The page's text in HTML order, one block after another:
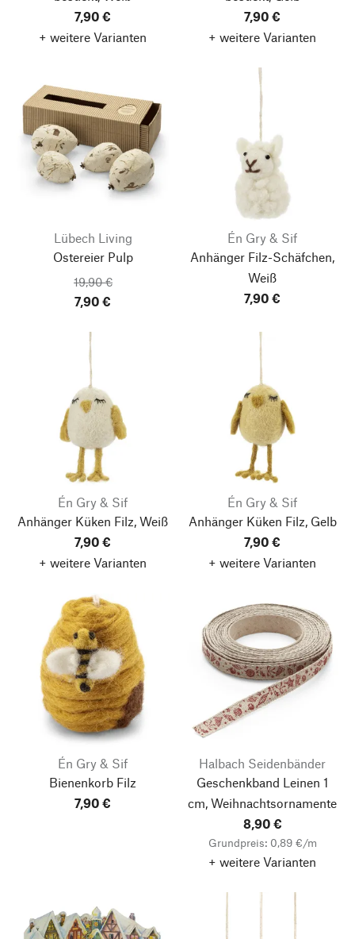
7,90 €
+ weitere Varianten
7,90 €
+ weitere Varianten
Lübech Living
Ostereier Pulp
19,90 €
7,90 €
Én Gry & Sif
Anhänger Filz-Schäfchen,
Weiß
7,90 €
Én Gry & Sif
Anhänger Küken Filz, Weiß
7,90 €
+ weitere Varianten
Én Gry & Sif
Anhänger Küken Filz, Gelb
7,90 €
+ weitere Varianten
Én Gry & Sif
Bienenkorb Filz
7,90 €
Halbach Seidenbänder
Geschenkband Leinen 1
cm, Weihnachtsornamente
8,90 €
Grundpreis: 0,89 €/m
+ weitere Varianten